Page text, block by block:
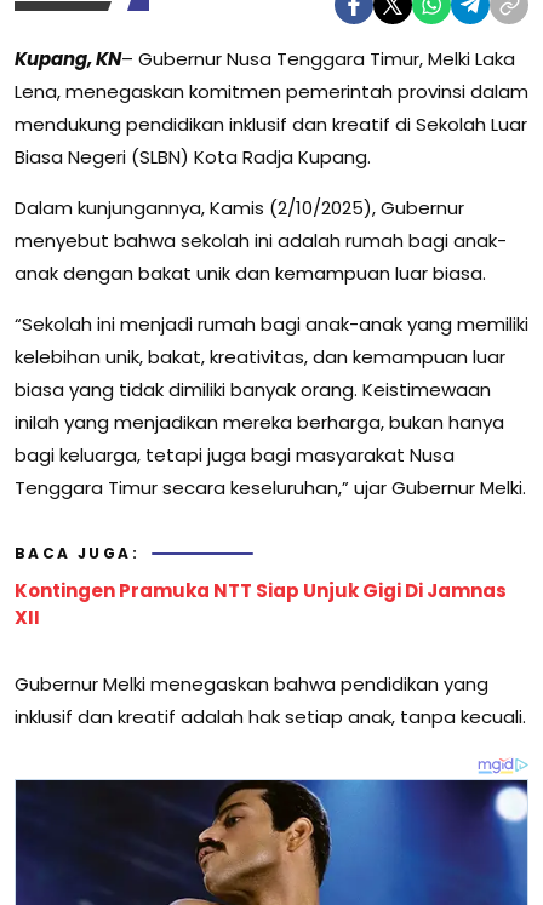
Kupang, KN– Gubernur Nusa Tenggara Timur, Melki Laka
Lena, menegaskan komitmen pemerintah provinsi dalam
mendukung pendidikan inklusif dan kreatif di Sekolah Luar
Biasa Negeri (SLBN) Kota Radja Kupang.
Dalam kunjungannya, Kamis (2/10/2025), Gubernur
menyebut bahwa sekolah ini adalah rumah bagi anak-
anak dengan bakat unik dan kemampuan luar biasa.
“Sekolah ini menjadi rumah bagi anak-anak yang memiliki
kelebihan unik, bakat, kreativitas, dan kemampuan luar
biasa yang tidak dimiliki banyak orang. Keistimewaan
inilah yang menjadikan mereka berharga, bukan hanya
bagi keluarga, tetapi juga bagi masyarakat Nusa
Tenggara Timur secara keseluruhan,” ujar Gubernur Melki.
BACA JUGA:
Kontingen Pramuka NTT Siap Unjuk Gigi Di Jamnas
XII
Gubernur Melki menegaskan bahwa pendidikan yang
inklusif dan kreatif adalah hak setiap anak, tanpa kecuali.